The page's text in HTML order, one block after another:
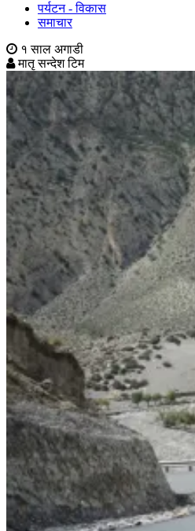
पर्यटन - विकास
समाचार
१ साल अगाडी
मातृ सन्देश टिम